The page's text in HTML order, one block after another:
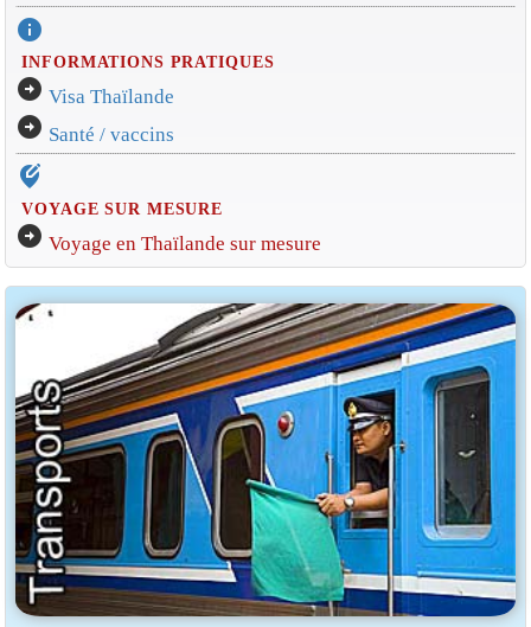
info
INFORMATIONS PRATIQUES
arrow_circle_right Visa Thaïlande
arrow_circle_right Santé / vaccins
edit_location_alt
VOYAGE SUR MESURE
arrow_circle_right Voyage en Thaïlande sur mesure